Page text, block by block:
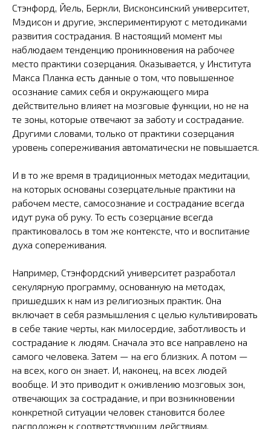
Стэнфорд, Йель, Беркли, Висконсинский университет,
Мэдисон и другие, экспериментируют с методиками
развития сострадания. В настоящий момент мы
наблюдаем тенденцию проникновения на рабочее
место практики созерцания. Оказывается, у Института
Макса Планка есть данные о том, что повышенное
осознание самих себя и окружающего мира
действительно влияет на мозговые функции, но не на
те зоны, которые отвечают за заботу и сострадание.
Другими словами, только от практики созерцания
уровень сопереживания автоматически не повышается.
И в то же время в традиционных методах медитации,
на которых основаны созерцательные практики на
рабочем месте, самосознание и сострадание всегда
идут рука об руку. То есть созерцание всегда
практиковалось в том же контексте, что и воспитание
духа сопереживания.
Например, Стэнфордский университет разработал
секулярную программу, основанную на методах,
пришедших к нам из религиозных практик. Она
включает в себя размышления с целью культивировать
в себе такие черты, как милосердие, заботливость и
сострадание к людям. Сначала это все направлено на
самого человека. Затем — на его близких. А потом —
на всех, кого он знает. И, наконец, на всех людей
вообще. И это приводит к оживлению мозговых зон,
отвечающих за сострадание, и при возникновении
конкретной ситуации человек становится более
расположен к соответствующим действиям.